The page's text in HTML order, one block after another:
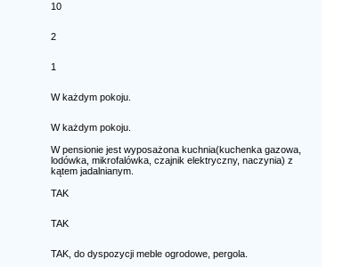
10
2
1
W każdym pokoju.
W każdym pokoju.
W pensionie jest wyposażona kuchnia(kuchenka gazowa,
lodówka, mikrofalówka, czajnik elektryczny, naczynia) z
kątem jadalnianym.
TAK
TAK
TAK, do dyspozycji meble ogrodowe, pergola.